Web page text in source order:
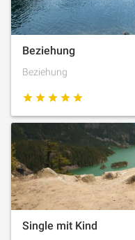
Beziehung
Beziehung
Single mit Kind